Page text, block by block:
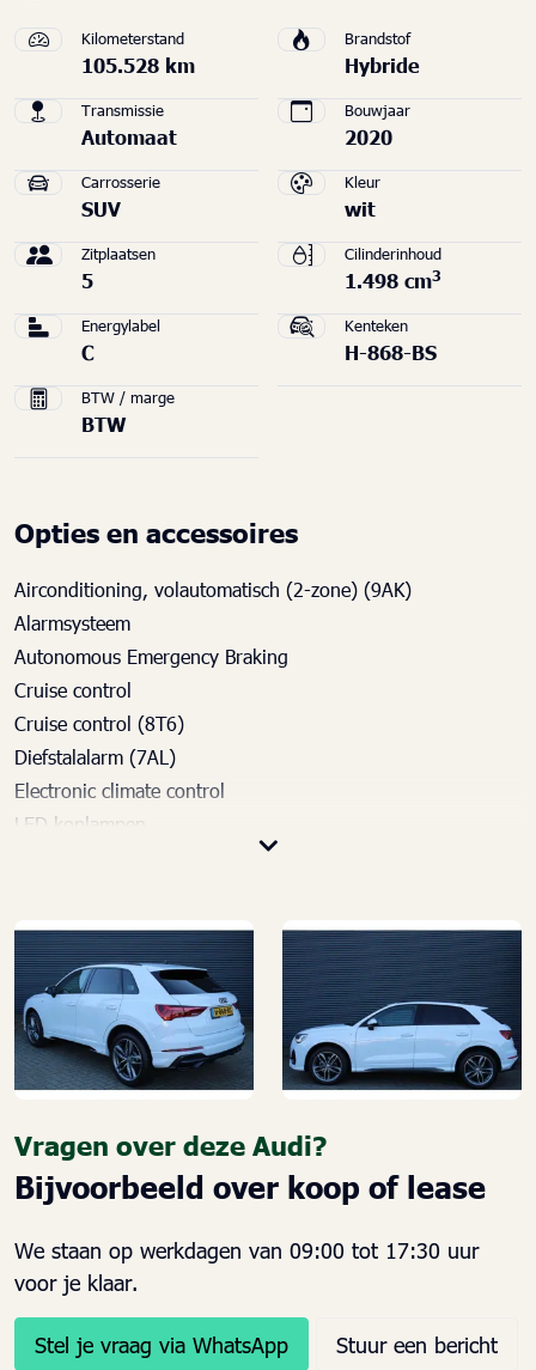
Kilometerstand
105.528 km
Brandstof
Hybride
Transmissie
Automaat
Bouwjaar
2020
Carrosserie
SUV
Kleur
wit
Zitplaatsen
5
Cilinderinhoud
1.498 cm3
Energylabel
C
Kenteken
H-868-BS
BTW / marge
BTW
Opties en accessoires
Airconditioning, volautomatisch (2-zone) (9AK)
Alarmsysteem
Autonomous Emergency Braking
Cruise control
Cruise control (8T6)
Diefstalalarm (7AL)
Electronic climate control
LED koplampen
Lichtmetalen velgen 10-spaaks 18"
Navigatiesysteem full map + hard disk
S Line exterieur
Achterbank in delen neerklapbaar
Achterbank plus (5KR)
Achterbank verstelbaar
Airbag(s) hoofd voor
Airbag(s) side voor
Airbag passagier
Alarm klasse 1(startblokkering)
Aluminium interieur afwerking
Anti Blokkeer Systeem
Vragen over deze Audi?
Bijvoorbeeld over koop of lease
We staan op werkdagen van 09:00 tot 17:30 uur
voor je klaar.
Stel je vraag via WhatsApp Stuur een bericht